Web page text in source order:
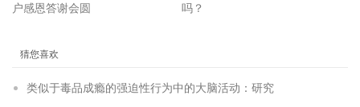
户感恩答谢会圆
吗？
猜您喜欢
类似于毒品成瘾的强迫性行为中的大脑活动：研究